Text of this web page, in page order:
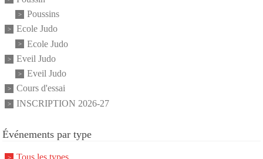
Poussins
Ecole Judo
Ecole Judo
Eveil Judo
Eveil Judo
Cours d'essai
INSCRIPTION 2026-27
Événements par type